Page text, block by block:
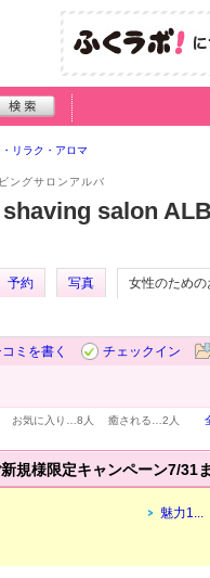
リラク・アロマ
ングサロンアルバ
salon
予約 写真 女性のための
ミを書く チェックイン
お気に入り… 8人 癒される… 2人
規様限定キャンペーン7/31
魅力1...